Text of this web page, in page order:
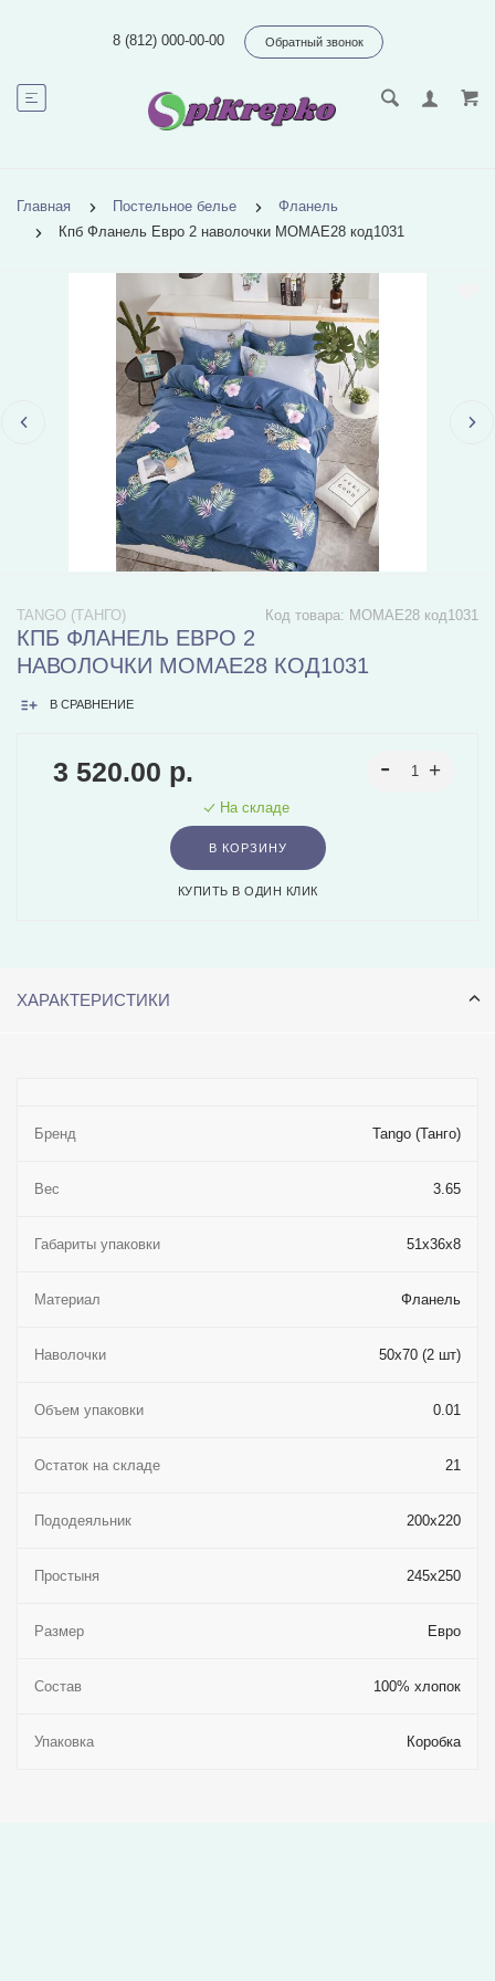
8 (812) 000-00-00 Обратный звонок
Главная Постельное белье
Фланель
Кпб Фланель Евро 2 наволочки MOMAE28 код1031
Код товара: MOMAE28 код1031
TANGO (ТАНГО)
КПБ ФЛАНЕЛЬ ЕВРО 2
НАВОЛОЧКИ MOMAE28 КОД1031
В СРАВНЕНИЕ
3 520.00 р.
На складе
В КОРЗИНУ
КУПИТЬ В ОДИН КЛИК
ХАРАКТЕРИСТИКИ
Бренд Tango (Танго)
Вес 3.65
Габариты упаковки 51x36x8
Материал Фланель
Наволочки 50x70 (2 шт)
Объем упаковки 0.01
Остаток на складе 21
Пододеяльник 200x220
Простыня 245x250
Размер Евро
Состав 100% хлопок
Упаковка Коробка